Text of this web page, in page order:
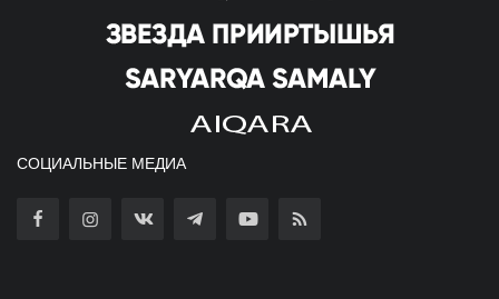
СОЦИАЛЬНЫЕ МЕДИА